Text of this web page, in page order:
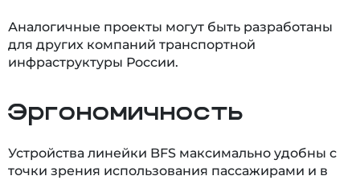
Аналогичные проекты могут быть разработаны
для других компаний транспортной
инфраструктуры России.
Эргономичность
Устройства линейки BFS максимально удобны с
точки зрения использования пассажирами и в